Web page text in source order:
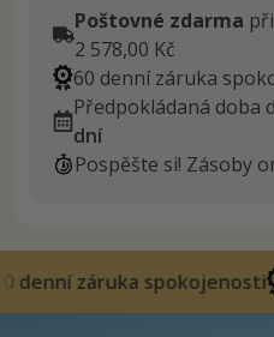
Poštovné zdarma
2 578,00 Kč
60 denní záruka
Předpokládaná doba
dní
Pospěšte si! Zásoby
spokojenosti 60 denní